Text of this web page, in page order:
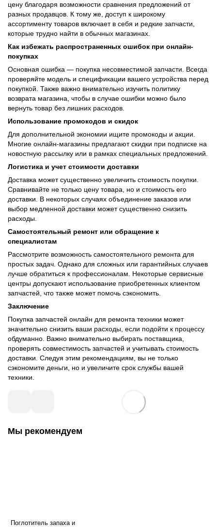
цену благодаря возможности сравнения предложений от
разных продавцов. К тому же, доступ к широкому
ассортименту товаров включает в себя и редкие запчасти,
которые трудно найти в обычных магазинах.
Как избежать распространенных ошибок при онлайн-
покупках
Основная ошибка — покупка несовместимой запчасти. Всегда
проверяйте модель и спецификации вашего устройства перед
покупкой. Также важно внимательно изучить политику
возврата магазина, чтобы в случае ошибки можно было
вернуть товар без лишних расходов.
Использование промокодов и скидок
Для дополнительной экономии ищите промокоды и акции.
Многие онлайн-магазины предлагают скидки при подписке на
новостную рассылку или в рамках специальных предложений.
Логистика и учет стоимости доставки
Доставка может существенно увеличить стоимость покупки.
Сравнивайте не только цену товара, но и стоимость его
доставки. В некоторых случаях объединение заказов или
выбор медленной доставки может существенно снизить
расходы.
Самостоятельный ремонт или обращение к
специалистам
Рассмотрите возможность самостоятельного ремонта для
простых задач. Однако для сложных или гарантийных случаев
лучше обратиться к профессионалам. Некоторые сервисные
центры допускают использование приобретенных клиентом
запчастей, что также может помочь сэкономить.
Заключение
Покупка запчастей онлайн для ремонта техники может
значительно снизить ваши расходы, если подойти к процессу
обдуманно. Важно внимательно выбирать поставщика,
проверять совместимость запчастей и учитывать стоимость
доставки. Следуя этим рекомендациям, вы не только
сэкономите деньги, но и увеличите срок службы вашей
техники.
Мы рекомендуем
Поглотитель запаха и